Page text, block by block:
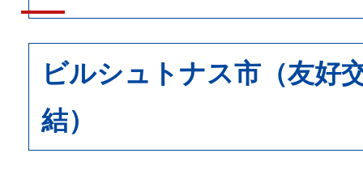
ビルシュトナス市（友好
結）